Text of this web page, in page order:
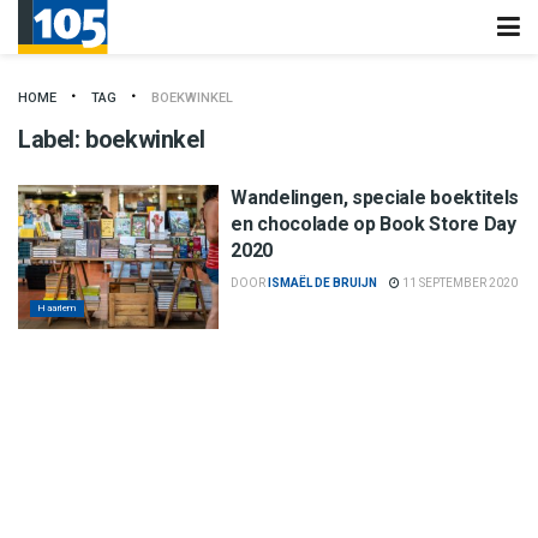
HOME TAG BOEKWINKEL
Label: boekwinkel
Haarlem
Wandelingen, speciale boektitels
en chocolade op Book Store Day
2020
DOOR ISMAËL DE BRUIJN 11 SEPTEMBER 2020